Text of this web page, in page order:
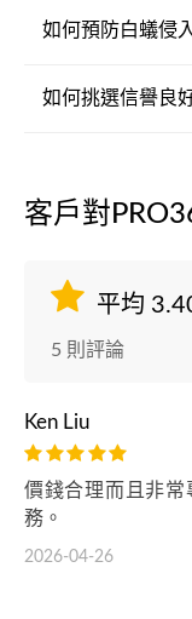
如何預防白蟻侵
如何挑選信譽良
客戶對
平均
5 則評論
Ken Liu
價錢合理而且非常
務。
2026-04-26